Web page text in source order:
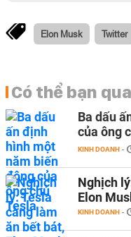
Elon Musk Twitter
Có thể bạn
Ba dấu
của ông
KINH DOANH -
Nghịch
Elon
KINH DOANH -